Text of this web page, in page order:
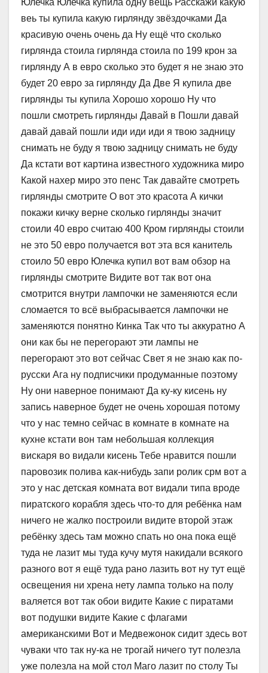
Юлечка Юлечка купила одну вещь Расскажи какую
веь ты купила какую гирлянду звёздочками Да
красивую очень очень да Ну ещё что сколько
гирлянда стоила гирлянда стоила по 199 крон за
гирлянду А в евро сколько это будет я не знаю это
будет 20 евро за гирлянду Да Две Я купила две
гирлянды ты купила Хорошо хорошо Ну что
пошли смотреть гирлянды Давай в Пошли давай
давай давай пошли иди иди иди я твою задницу
снимать не буду я твою задницу снимать не буду
Да кстати вот картина известного художника миро
Какой нахер миро это пенс Так давайте смотреть
гирлянды смотрите О вот это красота А кички
покажи кичку верне сколько гирлянды значит
стоили 40 евро считаю 400 Кром гирлянды стоили
не это 50 евро получается вот эта вся канитель
стоило 50 евро Юлечка купил вот вам обзор на
гирлянды смотрите Видите вот так вот она
смотрится внутри лампочки не заменяются если
сломается то всё выбрасывается лампочки не
заменяются понятно Кинка Так что ты аккуратно А
они как бы не перегорают эти лампы не
перегорают это вот сейчас Свет я не знаю как по-
русски Ага ну подписчики продуманные поэтому
Ну они наверное понимают Да ку-ку кисень ну
запись наверное будет не очень хорошая потому
что у нас темно сейчас в комнате в комнате на
кухне кстати вон там небольшая коллекция
вискаря во видали кисень Тебе нравится пошли
паровозик полива как-нибудь запи ролик срм вот а
это у нас детская комната вот видали типа вроде
пиратского корабля здесь что-то для ребёнка нам
ничего не жалко построили видите второй этаж
ребёнку здесь там можно спать но она пока ещё
туда не лазит мы туда кучу мутя накидали всякого
разного вот я ещё туда рано лазить вот ну тут ещё
освещения ни хрена нету лампа только на полу
валяется вот так обои видите Какие с пиратами
вот подушки видите Какие с флагами
американскими Вот и Медвежонок сидит здесь вот
чуваки что так ну-ка не трогай ничего тут полезла
уже полезла на мой стол Маго лазит по столу Ты